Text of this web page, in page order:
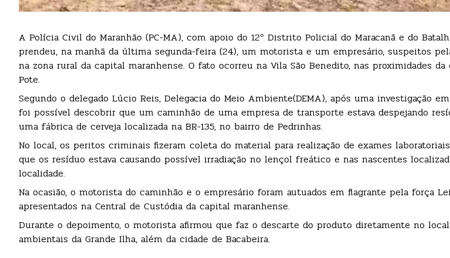
A Polícia Civil do Maranhão (PC-MA), com apoio do 12º Distrito Policial do Maracanã e do
prendeu, na manhã da última segunda-feira (24), um motorista e um empresário, suspeitos
na zona rural da capital maranhense. O fato ocorreu na Vila São Benedito, nas proximidades
Pote.
Segundo o delegado Lúcio Reis, Delegacia do Meio Ambiente(DEMA), após uma investigação
foi possível descobrir que um caminhão de uma empresa de transporte estava despejando
uma fábrica de cerveja localizada na BR-135, no bairro de Pedrinhas.
No local, os peritos criminais fizeram coleta do material para realização de exames
que os resíduo estava causando possível irradiação no lençol freático e nas nascentes
localidade.
Na ocasião, o motorista do caminhão e o empresário foram autuados em flagrante pela força
apresentados na Central de Custódia da capital maranhense.
Durante o depoimento, o motorista afirmou que faz o descarte do produto diretamente no
ambientais da Grande Ilha, além da cidade de Bacabeira.